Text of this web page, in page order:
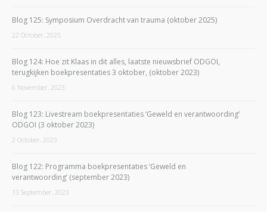
Blog 125: Symposium Overdracht van trauma (oktober 2025)
22 October, 2025
Blog 124: Hoe zit Klaas in dit alles, laatste nieuwsbrief ODGOI,
terugkijken boekpresentaties 3 oktober, (oktober 2023)
6 November, 2023
Blog 123: Livestream boekpresentaties ‘Geweld en verantwoording’
ODGOI (3 oktober 2023)
2 October, 2023
Blog 122: Programma boekpresentaties ‘Geweld en
verantwoording’ (september 2023)
13 September, 2023